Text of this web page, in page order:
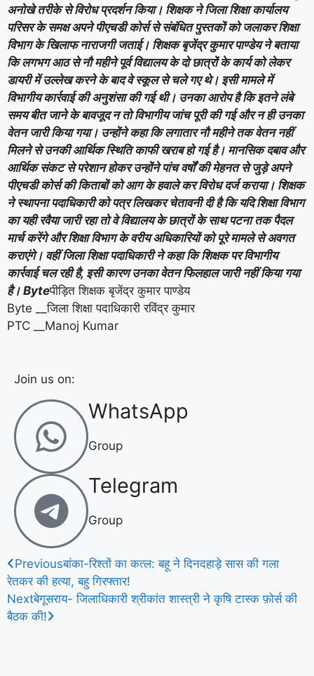
अनोखे तरीके से विरोध प्रदर्शन किया। शिक्षक ने जिला शिक्षा कार्यालय
परिसर के समक्ष अपने पीएचडी कोर्स से संबंधित पुस्तकों को जलाकर शिक्षा
विभाग के खिलाफ नाराजगी जताई। शिक्षक बृजेंद्र कुमार पाण्डेय ने बताया
कि लगभग आठ से नौ महीने पूर्व विद्यालय के दो छात्रों के कार्य को लेकर
डायरी में उल्लेख करने के बाद वे स्कूल से चले गए थे। इसी मामले में
विभागीय कार्रवाई की अनुशंसा की गई थी। उनका आरोप है कि इतने लंबे
समय बीत जाने के बावजूद न तो विभागीय जांच पूरी की गई और न ही उनका
वेतन जारी किया गया। उन्होंने कहा कि लगातार नौ महीने तक वेतन नहीं
मिलने से उनकी आर्थिक स्थिति काफी खराब हो गई है। मानसिक दबाव और
आर्थिक संकट से परेशान होकर उन्होंने पांच वर्षों की मेहनत से जुड़े अपने
पीएचडी कोर्स की किताबों को आग के हवाले कर विरोध दर्ज कराया। शिक्षक
ने स्थापना पदाधिकारी को पत्र लिखकर चेतावनी दी है कि यदि शिक्षा विभाग
का यही रवैया जारी रहा तो वे विद्यालय के छात्रों के साथ पटना तक पैदल
मार्च करेंगे और शिक्षा विभाग के वरीय अधिकारियों को पूरे मामले से अवगत
कराएंगे। वहीं जिला शिक्षा पदाधिकारी ने कहा कि शिक्षक पर विभागीय
कार्रवाई चल रही है, इसी कारण उनका वेतन फिलहाल जारी नहीं किया गया
है। Byteपीड़ित शिक्षक बृजेंद्र कुमार पाण्डेय
Byte __जिला शिक्षा पदाधिकारी रविंद्र कुमार
PTC __Manoj Kumar
Join us on:
WhatsApp
Group
Telegram
Group
Previousबांका-रिश्तों का कत्ल: बहू ने दिनदहाड़े सास की गला
रेतकर की हत्या, बहु गिरफ्तार!
Nextबेगूसराय- जिलाधिकारी श्रीकांत शास्त्री ने कृषि टास्क फ़ोर्स की
बैठक की!